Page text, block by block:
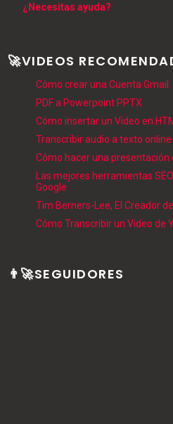
¿Necesitas ayuda?
🚀VIDEOS
Cómo crear una Cuenta Gmail
PDF a Powerpoint PPTX
Cómo insertar un Video en
Transcribir audio a texto online
Cómo hacer una presentación
Las mejores herramientas
Google
Tim Berners-Lee, El Creador
Cómo Transcribir un Video de
👨‍🚀SEGUIDORES